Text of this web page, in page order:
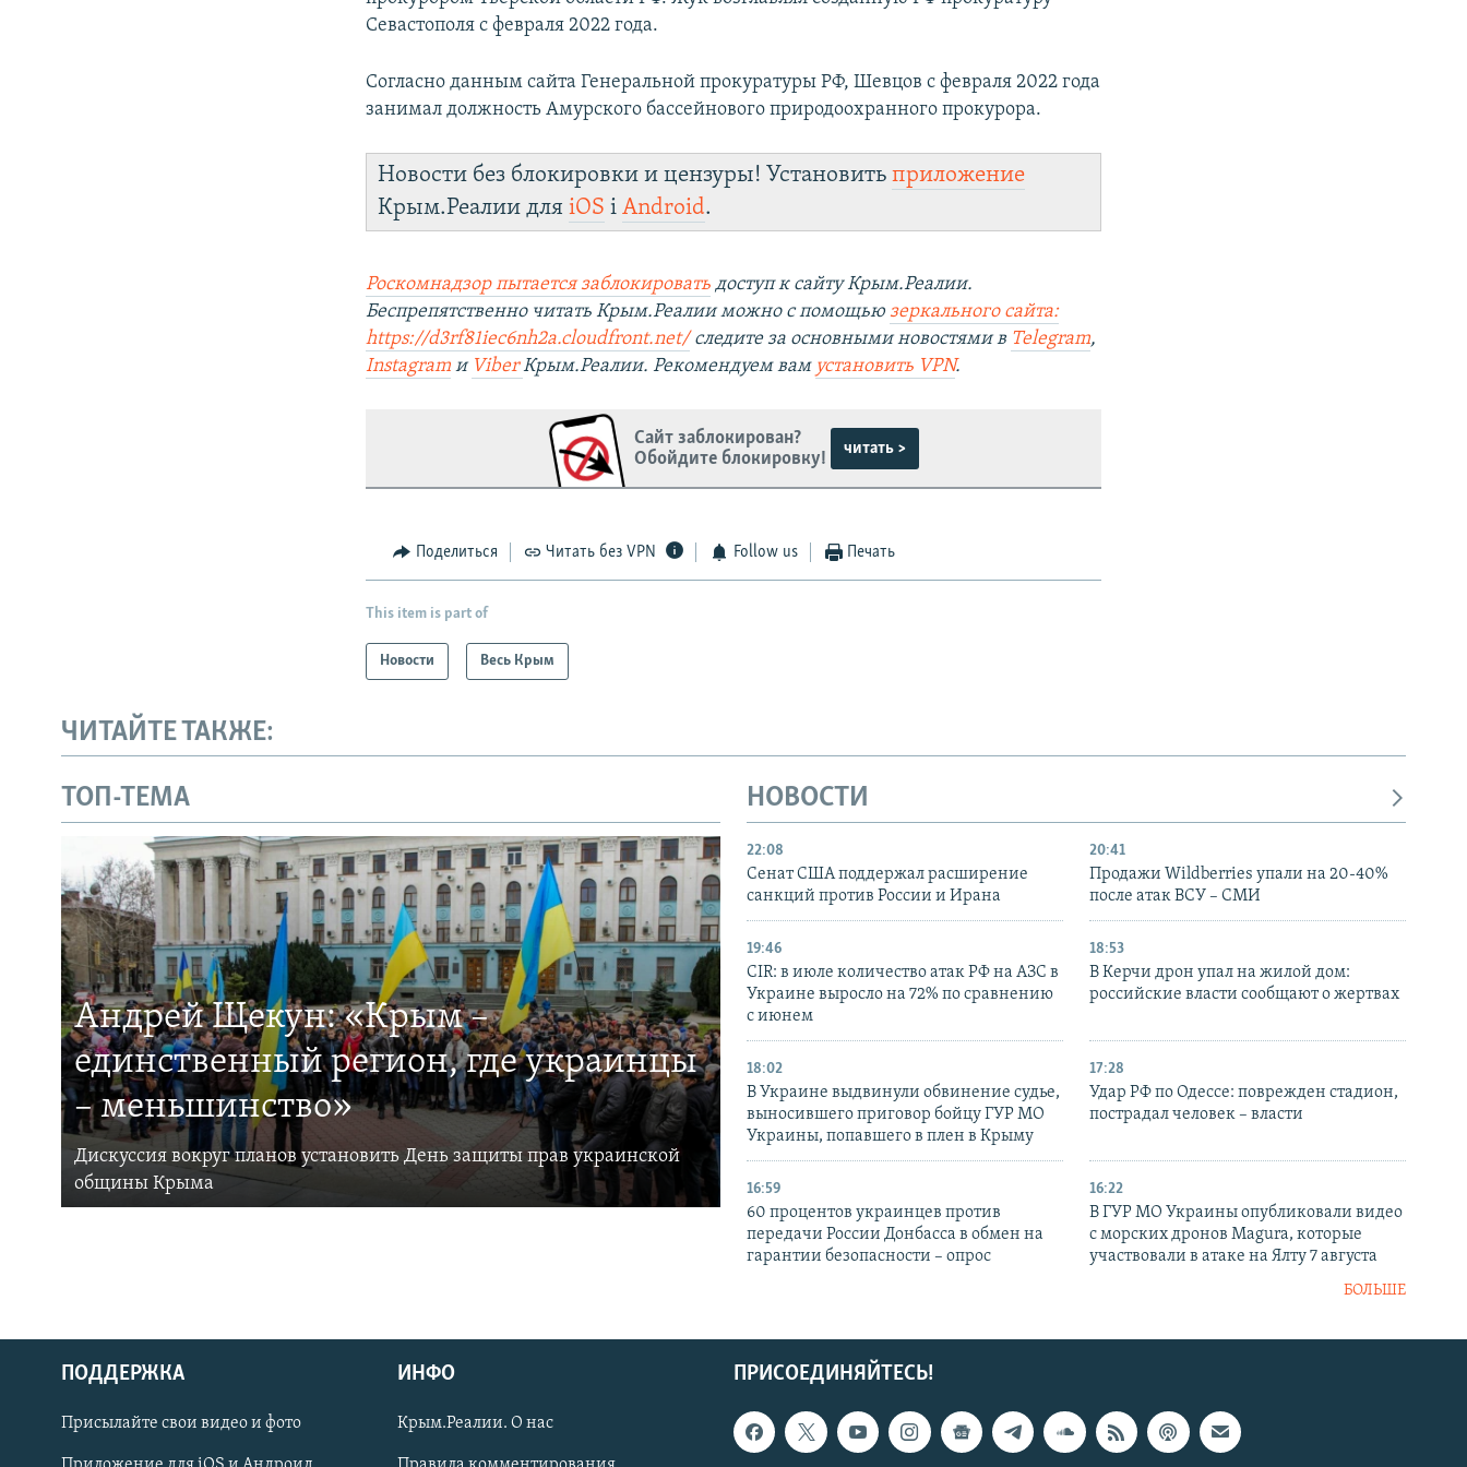
Українською
Qırımtatar
Севастополя с февраля 2022 года.
Согласно данным сайта Генеральной прокуратуры РФ, Шевцов с февраля 2022 года
занимал должность Амурского бассейнового природоохранного прокурора.
Новости без блокировки и цензуры! Установитьприложение
Крым.Реалии дляiOS іAndroid.
Роскомнадзор пытается заблокировать доступ к сайту Крым.Реалии.
Беспрепятственно читать Крым.Реалии можно с помощьюзеркального сайта:
https://d3rf81iec6nh2a.cloudfront.net/следите за основными новостями в Telegram,
Instagram и ViberКрым.Реалии. Рекомендуем вам установить VPN.
Сайт заблокирован?
Обойдите блокировку!
читать >
Поделиться Читать без VPN Follow us Печать
This item is part of
Новости Весь Крым
ЧИТАЙТЕ ТАКЖЕ:
ТОП-ТЕМА
Андрей Щекун: «Крым –
единственный регион, где украинцы
– меньшинство»
Дискуссия вокруг планов установить День защиты прав украинской
общины Крыма
НОВОСТИ
22:08
Сенат США поддержал расширение
санкций против России и Ирана
20:41
Продажи Wildberries упали на 20-40%
после атак ВСУ – СМИ
19:46
CIR: в июле количество атак РФ на АЗС в
Украине выросло на 72% по сравнению
с июнем
18:53
В Керчи дрон упал на жилой дом:
российские власти сообщают о жертвах
18:02
В Украине выдвинули обвинение судье,
выносившего приговор бойцу ГУР МО
Украины, попавшего в плен в Крыму
17:28
Удар РФ по Одессе: поврежден стадион,
пострадал человек – власти
16:59
60 процентов украинцев против
передачи России Донбасса в обмен на
гарантии безопасности – опрос
16:22
В ГУР МО Украины опубликовали видео
с морских дронов Magura, которые
участвовали в атаке на Ялту 7 августа
БОЛЬШЕ
ПРИСОЕДИНЯЙТЕСЬ!
ПОДДЕРЖКА
Присылайте свои видео и фото
ИНФО
Крым.Реалии. О нас